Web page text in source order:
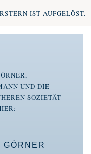
IST AUFGELÖST.
UND DIE
SOZIETÄT